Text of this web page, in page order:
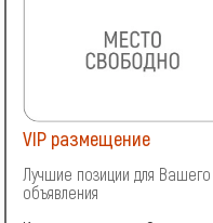
VIP размещение
Лучшие позиции для Вашего
объявления